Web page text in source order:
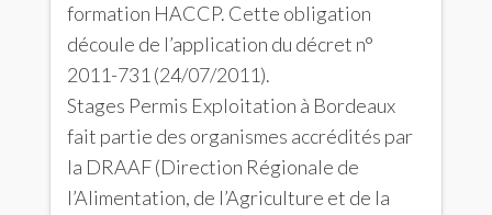
formation HACCP. Cette obligation
découle de l’application du décret n°
2011-731 (24/07/2011).
Stages Permis Exploitation à Bordeaux
fait partie des organismes accrédités par
la DRAAF (Direction Régionale de
l’Alimentation, de l’Agriculture et de la